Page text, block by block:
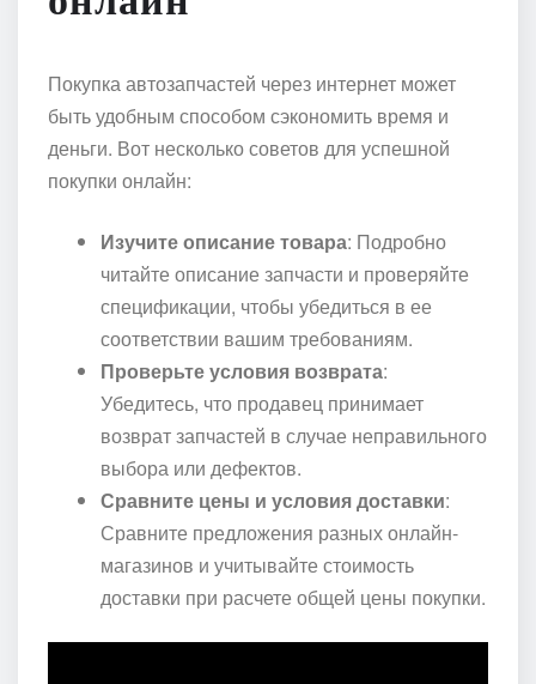
Покупка автозапчастей через интернет может
быть удобным способом сэкономить время и
деньги. Вот несколько советов для успешной
покупки онлайн:
Изучите описание товара: Подробно
читайте описание запчасти и проверяйте
спецификации, чтобы убедиться в ее
соответствии вашим требованиям.
Проверьте условия возврата:
Убедитесь, что продавец принимает
возврат запчастей в случае неправильного
выбора или дефектов.
Сравните цены и условия доставки:
Сравните предложения разных онлайн-
магазинов и учитывайте стоимость
доставки при расчете общей цены покупки.